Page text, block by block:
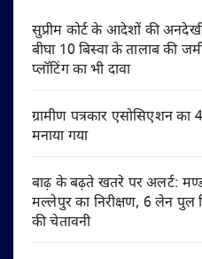
सुप्रीम कोर्ट के आदेशों की
बीघा 10 बिस्वा के तालाब की
प्लॉटिंग का भी दावा
ग्रामीण पत्रकार एसोसिएशन का
मनाया गया
बाढ़ के बढ़ते खतरे पर अलर्ट:
मल्लेपुर का निरीक्षण, 6 लेन पुल
की चेतावनी